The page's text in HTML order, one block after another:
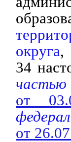
округа,
34
от
от